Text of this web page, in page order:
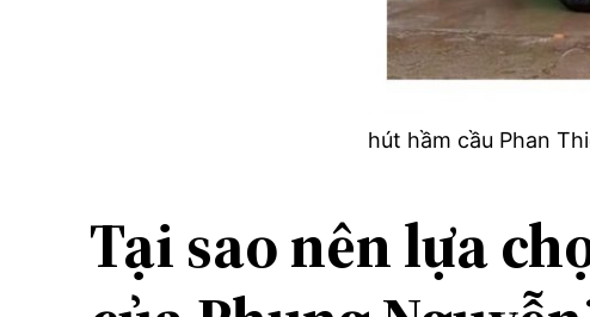
hút hầm cầu Phan
Tại sao nên lựa